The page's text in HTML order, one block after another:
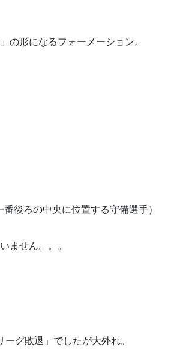
の形になるフォーメーション。
後ろの中央に位置する守備選手）
ません。。。
グ敗退」でしたが大外れ。